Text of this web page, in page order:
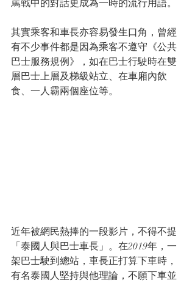
罵戰中的對話更成為一時的流行用語。
其實乘客和車長亦容易發生口角，曾經
有不少事件都是因為乘客不遵守《公共
巴士服務規例》，如在巴士行駛時在雙
層巴士上層及梯級站立、在車廂內飲
食、一人霸兩個座位等。
近年被網民熱捧的一段影片，不得不提
「泰國人與巴士車長」。在2019年，一
架巴士駛到總站，車長正打算下車時，
有名泰國人堅持與他理論，不願下車並